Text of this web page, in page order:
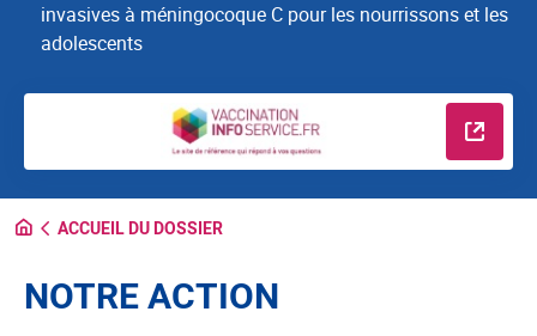
invasives à méningocoque C pour les nourrissons et les
adolescents
En
ACCUEIL DU DOSSIER
NOTRE ACTION